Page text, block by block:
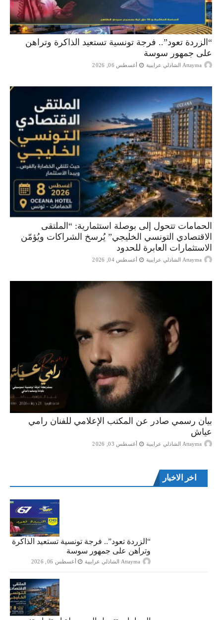
“الزردة تعود”.. فرجة تونسية تستعيد الذاكرة وتراهن
على جمهور سوسة
Attayma الشاذلي عرايبية أغسطس 06, 2026
الحمامات تتحول إلى بوصلة استثمارية: “الملتقى
الاقتصادي التونسي الخليجي” يُرسخ الشراكات ويُؤمّن
الاستثمارات العابرة للحدود
Attayma الشاذلي عرايبية أغسطس 04, 2026
بيان رسمي صادر عن المكتب الإعلامي للفنان رامي
عياش
Attayma الشاذلي عرايبية أغسطس 03, 2026
اخر الاخبار
“الزردة تعود”.. فرجة تونسية تستعيد الذاكرة
وتراهن على جمهور سوسة
Attayma الشاذلي عرايبية أغسطس 06, 2026